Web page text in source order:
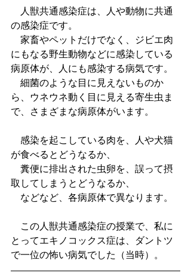
人獣共通感染症は、人や動物に共通
の感染症です。
家畜やペットだけでなく、ジビエ肉
にもなる野生動物などに感染している
病原体が、人にも感染する病気です。
細菌のような目に見えないものか
ら、ウネウネ動く目に見える寄生虫ま
で、さまざまな病原体がいます。
感染を起こしている肉を、人や犬猫
が食べるとどうなるか、
糞便に排出された虫卵を、誤って摂
取してしまうとどうなるか、
などなど、各病原体で異なります。
この人獣共通感染症の授業で、私に
とってエキノコックス症は、ダントツ
で一位の怖い病気でした（当時）。